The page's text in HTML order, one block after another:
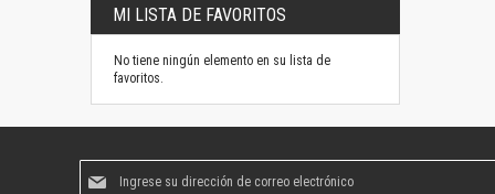
MI LISTA DE FAVORITOS
No tiene ningún elemento en su lista de
favoritos.